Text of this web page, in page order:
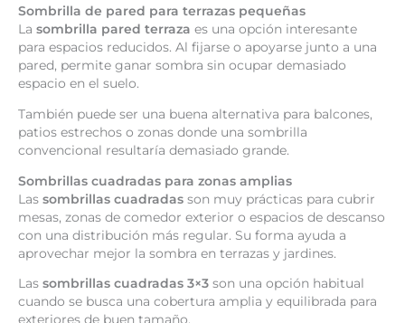
Sombrilla de pared para terrazas pequeñas
La sombrilla pared terraza es una opción interesante
para espacios reducidos. Al fijarse o apoyarse junto a una
pared, permite ganar sombra sin ocupar demasiado
espacio en el suelo.
También puede ser una buena alternativa para balcones,
patios estrechos o zonas donde una sombrilla
convencional resultaría demasiado grande.
Sombrillas cuadradas para zonas amplias
Las sombrillas cuadradas son muy prácticas para cubrir
mesas, zonas de comedor exterior o espacios de descanso
con una distribución más regular. Su forma ayuda a
aprovechar mejor la sombra en terrazas y jardines.
Las sombrillas cuadradas 3×3 son una opción habitual
cuando se busca una cobertura amplia y equilibrada para
exteriores de buen tamaño.